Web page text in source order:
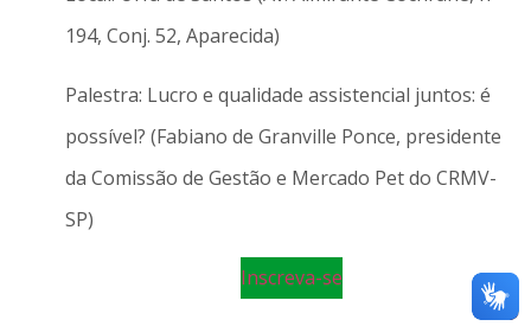
194, Conj. 52, Aparecida)
Palestra: Lucro e qualidade assistencial juntos: é
possível? (Fabiano de Granville Ponce, presidente
da Comissão de Gestão e Mercado Pet do CRMV-
SP)
Inscreva-se